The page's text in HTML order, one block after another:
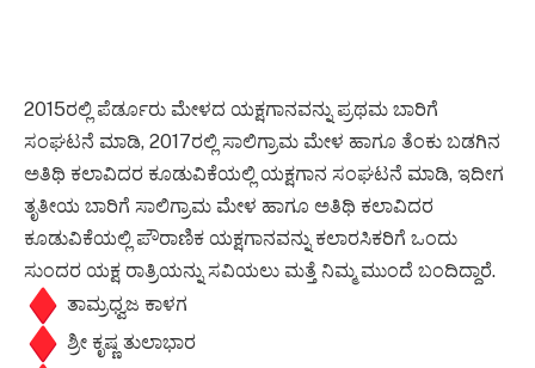
2015ರಲ್ಲಿ ಪೆರ್ಡೂರು ಮೇಳದ ಯಕ್ಷಗಾನವನ್ನು ಪ್ರಥಮ ಬಾರಿಗೆ
ಸಂಘಟನೆ ಮಾಡಿ, 2017ರಲ್ಲಿ ಸಾಲಿಗ್ರಾಮ ಮೇಳ ಹಾಗೂ ತೆಂಕು ಬಡಗಿನ
ಅತಿಥಿ ಕಲಾವಿದರ ಕೂಡುವಿಕೆಯಲ್ಲಿ ಯಕ್ಷಗಾನ ಸಂಘಟನೆ ಮಾಡಿ, ಇದೀಗ
ತೃತೀಯ ಬಾರಿಗೆ ಸಾಲಿಗ್ರಾಮ ಮೇಳ ಹಾಗೂ ಅತಿಥಿ ಕಲಾವಿದರ
ಕೂಡುವಿಕೆಯಲ್ಲಿ ಪೌರಾಣಿಕ ಯಕ್ಷಗಾನವನ್ನು ಕಲಾರಸಿಕರಿಗೆ ಒಂದು
ಸುಂದರ ಯಕ್ಷ ರಾತ್ರಿಯನ್ನು ಸವಿಯಲು ಮತ್ತೆ ನಿಮ್ಮ ಮುಂದೆ ಬಂದಿದ್ದಾರೆ.
ತಾಮ್ರಧ್ವಜ ಕಾಳಗ
ಶ್ರೀ ಕೃಷ್ಣ ತುಲಾಭಾರ